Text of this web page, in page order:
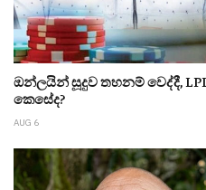
ඔන්ලයින් සූදුව තහනම් වෙද්දී,
කෙසේද?
AUG 6